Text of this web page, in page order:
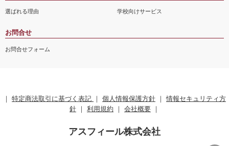
選ばれる理由 学校向けサービス
お問合せ
お問合せフォーム
｜ 特定商法取引に基づく表記 ｜ 個人情報保護方針 ｜情報セキュリティ方
針 ｜ 利用規約 ｜ 会社概要 ｜
アスフィール株式会社